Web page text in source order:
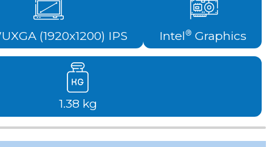
(1920x1200) IPS Intel® Graphics
1.38 kg